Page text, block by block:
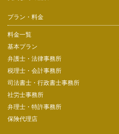
プラン・料金
料金一覧
基本プラン
弁護士・法律事務所
税理士・会計事務所
司法書士・行政書士事務所
社労士事務所
弁理士・特許事務所
保険代理店